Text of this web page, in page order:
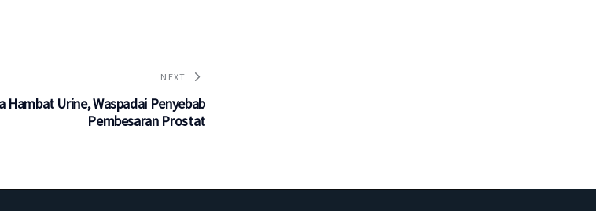
NEXT
Hambat Urine, Waspadai Penyebab
Pembesaran Prostat